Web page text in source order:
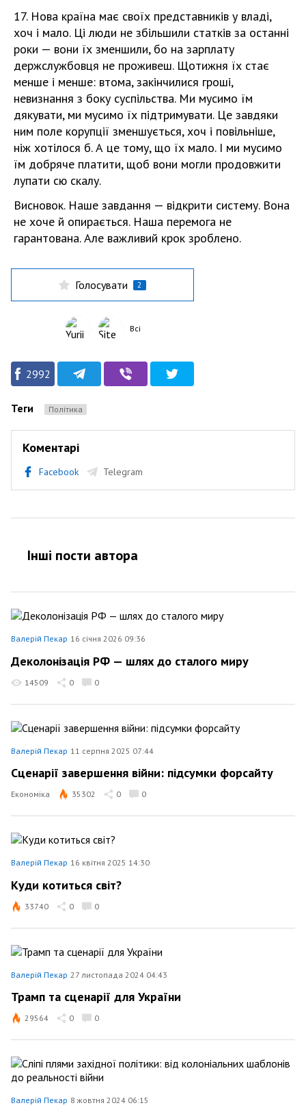
17. Нова країна має своїх представників у владі,
хоч і мало. Ці люди не збільшили статків за останні
роки — вони їх зменшили, бо на зарплату
держслужбовця не проживеш. Щотижня їх стає
менше і менше: втома, закінчилися гроші,
невизнання з боку суспільства. Ми мусимо їм
дякувати, ми мусимо їх підтримувати. Це завдяки
ним поле корупції зменшується, хоч і повільніше,
ніж хотілося б. А це тому, що їх мало. І ми мусимо
їм добряче платити, щоб вони могли продовжити
лупати сю скалу.
Висновок. Наше завдання — відкрити систему. Вона
не хоче й опирається. Наша перемога не
гарантована. Але важливий крок зроблено.
Голосувати 2
Всі
2992
Теги Політика
Коментарі
Facebook Telegram
Інші пости автора
Валерій Пекар 16 січня 2026 09:36
Деколонізація РФ — шлях до сталого миру
14509 0 0
Валерій Пекар 11 серпня 2025 07:44
Сценарії завершення війни: підсумки форсайту
Економіка 35302 0 0
Валерій Пекар 16 квітня 2025 14:30
Куди котиться світ?
33740 0 0
Валерій Пекар 27 листопада 2024 04:43
Трамп та сценарії для України
29564 0 0
Валерій Пекар 8 жовтня 2024 06:15